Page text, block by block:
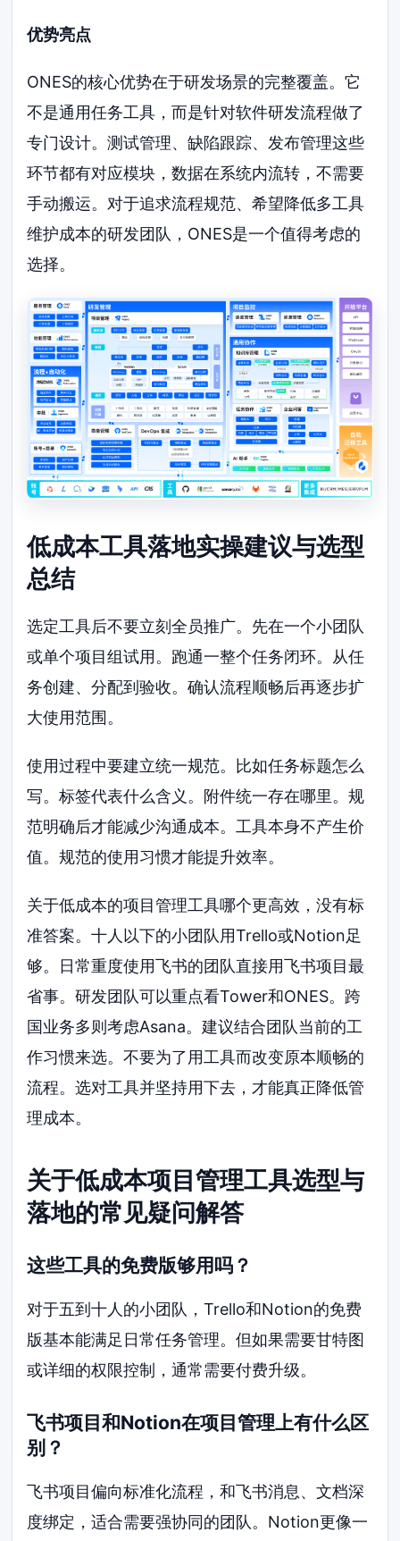
优势亮点
ONES的核心优势在于研发场景的完整覆盖。它
不是通用任务工具，而是针对软件研发流程做了
专门设计。测试管理、缺陷跟踪、发布管理这些
环节都有对应模块，数据在系统内流转，不需要
手动搬运。对于追求流程规范、希望降低多工具
维护成本的研发团队，ONES是一个值得考虑的
选择。
低成本工具落地实操建议与选型
总结
选定工具后不要立刻全员推广。先在一个小团队
或单个项目组试用。跑通一整个任务闭环。从任
务创建、分配到验收。确认流程顺畅后再逐步扩
大使用范围。
使用过程中要建立统一规范。比如任务标题怎么
写。标签代表什么含义。附件统一存在哪里。规
范明确后才能减少沟通成本。工具本身不产生价
值。规范的使用习惯才能提升效率。
关于低成本的项目管理工具哪个更高效，没有标
准答案。十人以下的小团队用Trello或Notion足
够。日常重度使用飞书的团队直接用飞书项目最
省事。研发团队可以重点看Tower和ONES。跨
国业务多则考虑Asana。建议结合团队当前的工
作习惯来选。不要为了用工具而改变原本顺畅的
流程。选对工具并坚持用下去，才能真正降低管
理成本。
关于低成本项目管理工具选型与
落地的常见疑问解答
这些工具的免费版够用吗？
对于五到十人的小团队，Trello和Notion的免费
版基本能满足日常任务管理。但如果需要甘特图
或详细的权限控制，通常需要付费升级。
飞书项目和Notion在项目管理上有什么区
别？
飞书项目偏向标准化流程，和飞书消息、文档深
度绑定，适合需要强协同的团队。Notion更像一